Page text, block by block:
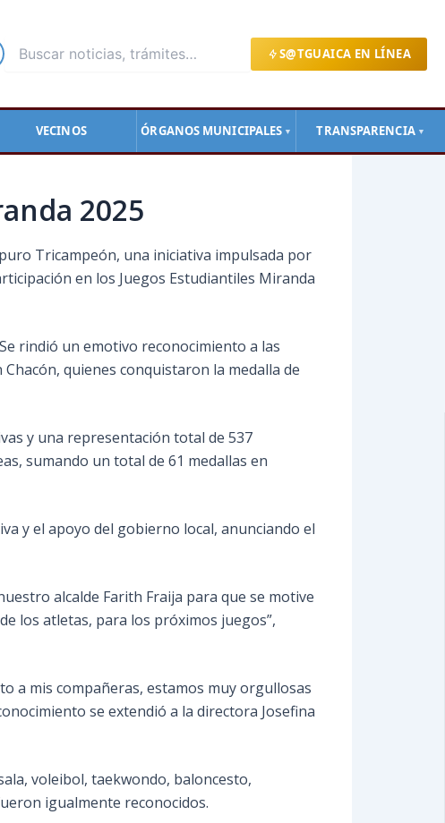
S@TGUAICA EN LÍNEA
VECINOS ÓRGANOS MUNICIPALES ▼ TRANSPARENCIA ▼
2025
Tricampeón, una iniciativa impulsada por
en los Juegos Estudiantiles Miranda
rindió un emotivo reconocimiento a las
quienes conquistaron la medalla de
y una representación total de 537
sumando un total de 61 medallas en
y el apoyo del gobierno local, anunciando el
alcalde Farith Fraija para que se motive
los atletas, para los próximos juegos”,
a mis compañeras, estamos muy orgullosas
se extendió a la directora Josefina
voleibol, taekwondo, baloncesto,
igualmente reconocidos.